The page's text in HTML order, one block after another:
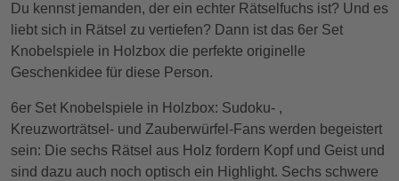
Du kennst jemanden, der ein echter Rätselfuchs ist? Und es
liebt sich in Rätsel zu vertiefen? Dann ist das 6er Set
Knobelspiele in Holzbox die perfekte originelle
Geschenkidee für diese Person.
6er Set Knobelspiele in Holzbox: Sudoku- ,
Kreuzworträtsel- und Zauberwürfel-Fans werden begeistert
sein: Die sechs Rätsel aus Holz fordern Kopf und Geist und
sind dazu auch noch optisch ein Highlight. Sechs schwere